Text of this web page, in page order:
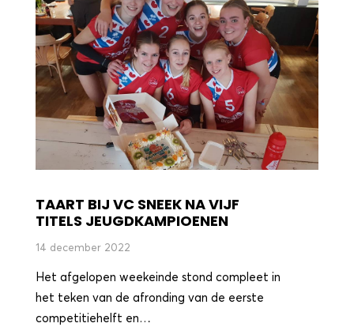
TAART BIJ VC SNEEK NA VIJF
TITELS JEUGDKAMPIOENEN
14 december 2022
Het afgelopen weekeinde stond compleet in
het teken van de afronding van de eerste
competitiehelft en…